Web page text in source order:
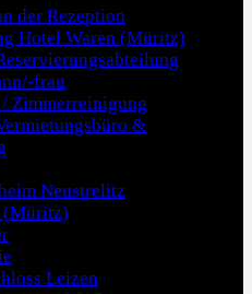
der Rezeption
Hotel Waren (Müritz)
frau
Zimmerreinigung
&
Neustrelitz
(Müritz)
Leizen